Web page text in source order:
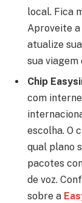
local. Fica
Aproveite
atualize
sua viagem
Chip
com
escolha. O
qual plano
pacotes
de voz.
sobre a